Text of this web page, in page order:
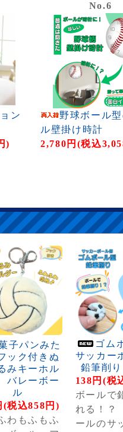
ン
)
No.6
野球ボール
ル壁掛け時計
2,780円(税込
子パンみた
ック付きぬ
みキーホル
バレーボー
ル
(税込858円)
わもふもふ
ゴム
サッカー
鉛筆削
138円(税
ボールで
れる！
ールのサ